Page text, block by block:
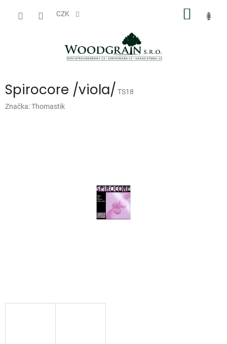
CZK
Spirocore /viola/ TS18
Značka:Thomastik